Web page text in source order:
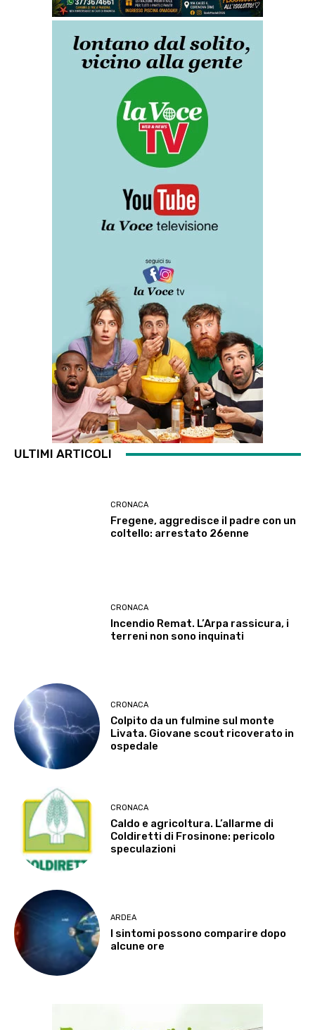
ULTIMI ARTICOLI
CRONACA
Fregene, aggredisce il padre con un
coltello: arrestato 26enne
CRONACA
Incendio Remat. L’Arpa rassicura, i
terreni non sono inquinati
CRONACA
Colpito da un fulmine sul monte
Livata. Giovane scout ricoverato in
ospedale
CRONACA
Caldo e agricoltura. L’allarme di
Coldiretti di Frosinone: pericolo
speculazioni
ARDEA
I sintomi possono comparire dopo
alcune ore